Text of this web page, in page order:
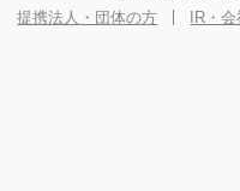
提携法人・団体の方
IR・会